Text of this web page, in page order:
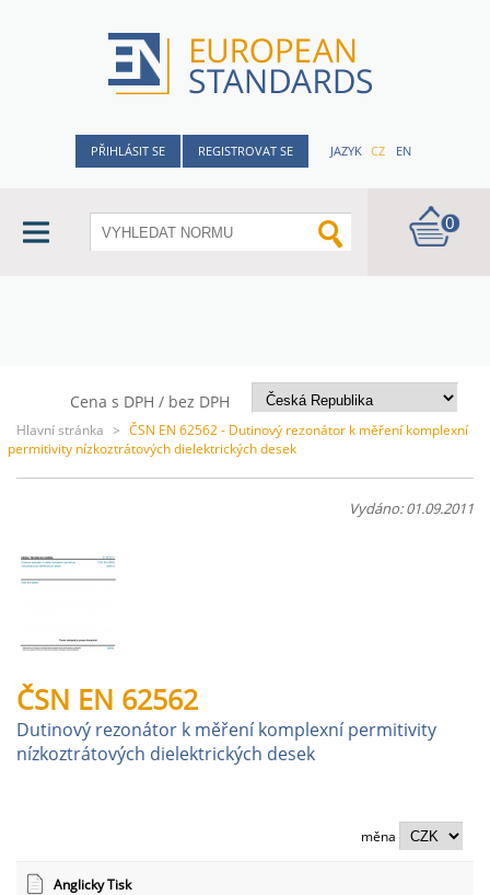
PŘIHLÁSIT SE REGISTROVAT SE JAZYK CZ EN
0
Cena s DPH / bez DPH
Hlavní stránka > ČSN EN 62562 - Dutinový rezonátor k měření komplexní
permitivity nízkoztrátových dielektrických desek
Vydáno: 01.09.2011
ČSN EN 62562
Dutinový rezonátor k měření komplexní permitivity
nízkoztrátových dielektrických desek
měna
Anglicky Tisk